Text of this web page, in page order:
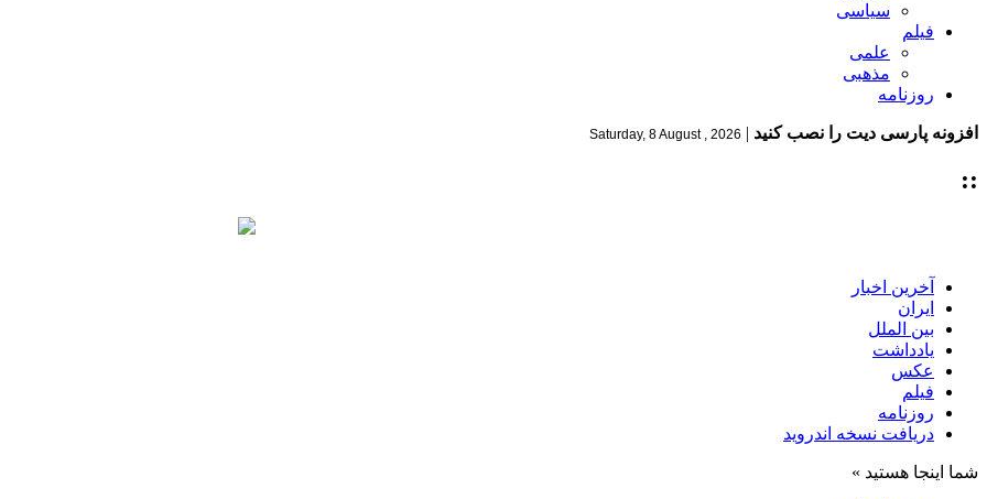
سیاسی
فیلم
علمی
مذهبی
روزنامه
افزونه پارسی دیت را نصب کنید |
Saturday, 8 August , 2026
::
آخرین اخبار
ایران
بین الملل
یادداشت
عکس
فیلم
روزنامه
دریافت نسخه اندروید
شما اینجا هستید »